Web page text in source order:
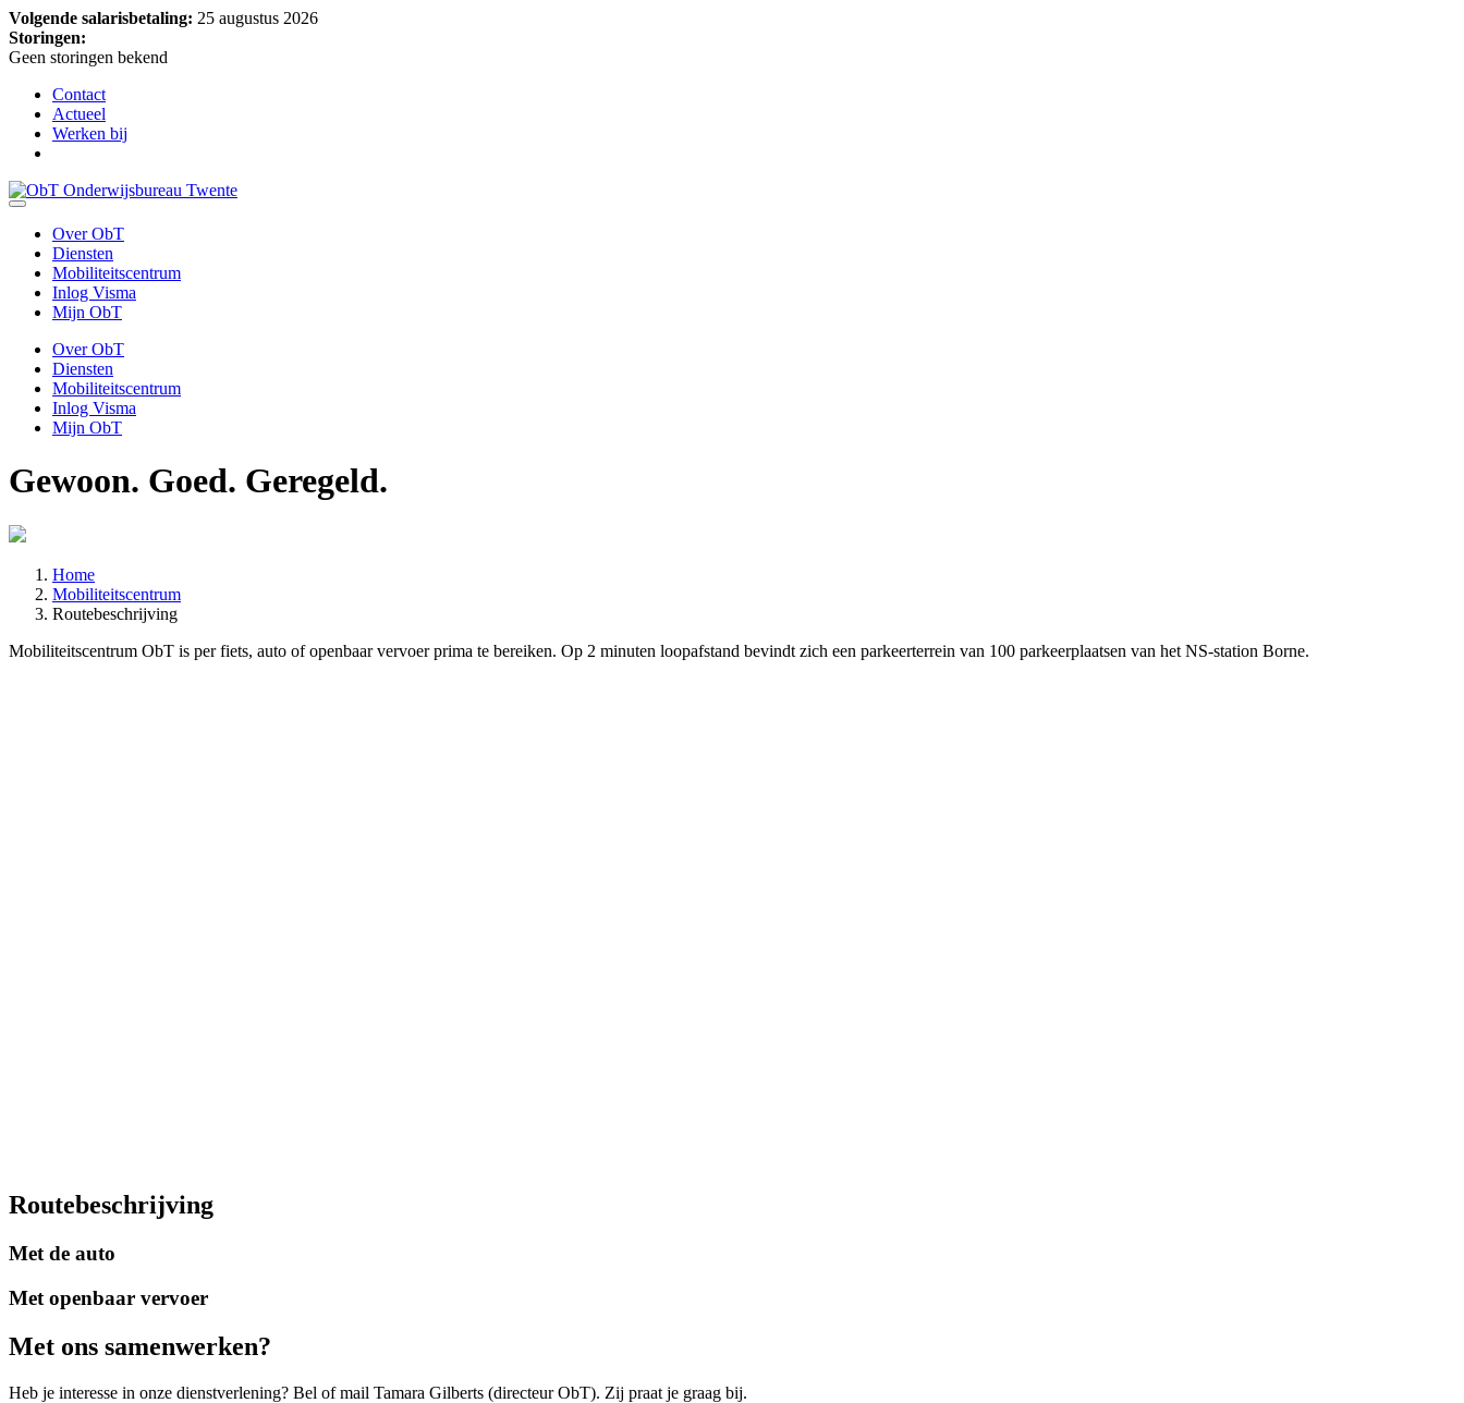
Volgende salarisbetaling: 25 augustus 2026
Storingen:
Geen storingen bekend
Contact
Actueel
Werken bij
Over ObT
Diensten
Mobiliteitscentrum
Inlog Visma
Mijn ObT
Over ObT
Diensten
Mobiliteitscentrum
Inlog Visma
Mijn ObT
Gewoon. Goed. Geregeld.
Home
Mobiliteitscentrum
Routebeschrijving
Mobiliteitscentrum ObT is per fiets, auto of openbaar vervoer prima te bereiken. Op 2 minuten loopafstand bevindt zich een parkeerterrein van 100 parkeerplaatsen van het NS-station Borne.
Routebeschrijving
Met de auto
Met openbaar vervoer
Met ons samenwerken?
Heb je interesse in onze dienstverlening? Bel of mail Tamara Gilberts (directeur ObT). Zij praat je graag bij.